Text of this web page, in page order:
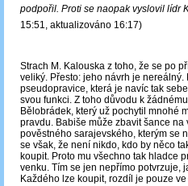
podpořil. Proti se naopak vyslovil lídr
15:51, aktualizováno 16:17)
Strach M. Kalouska z toho, že se po
veliký. Přesto: jeho návrh je
pseudopravice, která je navíc tak
svou funkci. Z toho důvodu k
Bělobrádek, který už pochytil mnohé
pravdu. Babiše může zbavit šance na
pověstného sarajevského, kterým se
se však, že není nikdo, kdo by něco
koupit. Proto mu všechno tak hladce
venku. Tím se jen nepřímo potvrzuje,
Každého lze koupit, rozdíl je pouze ve